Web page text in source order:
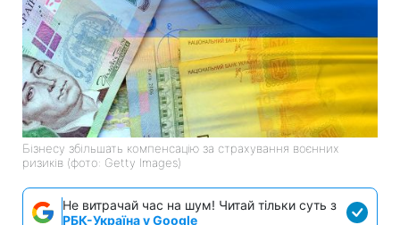
Бізнесу збільшать компенсацію за страхування воєнних
ризиків (фото: Getty Images)
Не витрачай час на шум! Читай тільки суть з
РБК-Україна у Google